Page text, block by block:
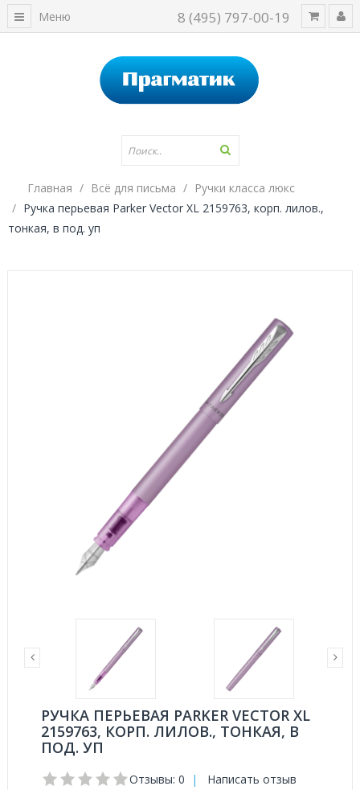
8 (495) 797-00-19
Меню
Главная Всё для письма
Ручки класса люкс
Ручка перьевая Parker Vector XL 2159763, корп. лилов.,
тонкая, в под. уп
РУЧКА ПЕРЬЕВАЯ PARKER VECTOR XL
2159763, КОРП. ЛИЛОВ., ТОНКАЯ, В
ПОД. УП
Отзывы: 0 | Написать отзыв